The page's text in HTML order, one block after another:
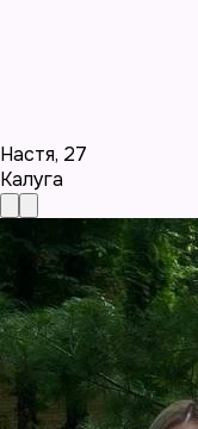
Настя, 27
Калуга